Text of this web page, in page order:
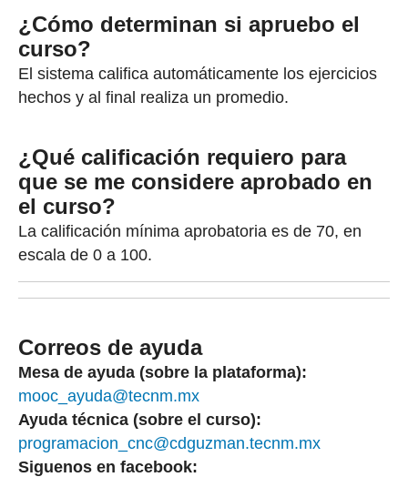
¿Cómo determinan si apruebo el
curso?
El sistema califica automáticamente los ejercicios
hechos y al final realiza un promedio.
¿Qué calificación requiero para
que se me considere aprobado en
el curso?
La calificación mínima aprobatoria es de 70, en
escala de 0 a 100.
Correos de ayuda
Mesa de ayuda (sobre la plataforma):
mooc_ayuda@tecnm.mx
Ayuda técnica (sobre el curso):
programacion_cnc@cdguzman.tecnm.mx
Siguenos en facebook: